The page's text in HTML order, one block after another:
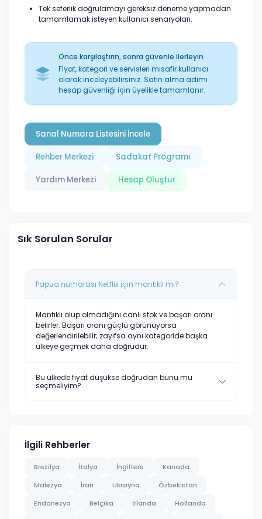
Tek seferlik doğrulamayı gereksiz deneme yapmadan
tamamlamak isteyen kullanıcı senaryoları.
Önce karşılaştırın, sonra güvenle ilerleyin
Fiyat, kategori ve servisleri misafir kullanıcı
olarak inceleyebilirsiniz. Satın alma adımı
hesap güvenliği için üyelikle tamamlanır.
Sanal Numara Listesini İncele
Rehber Merkezi Sadakat Programı
Yardım Merkezi Hesap Oluştur
Sık Sorulan Sorular
Papua numarası Netflix için mantıklı mı?
Mantıklı olup olmadığını canlı stok ve başarı oranı
belirler. Başarı oranı güçlü görünüyorsa
değerlendirilebilir; zayıfsa aynı kategoride başka
ülkeye geçmek daha doğrudur.
Bu ülkede fiyat düşükse doğrudan bunu mu
seçmeliyim?
İlgili Rehberler
Brezilya İtalya İngiltere
Kanada
Malezya
İran Ukrayna
Özbekistan
Endonezya
Belçika İrlanda
Hollanda